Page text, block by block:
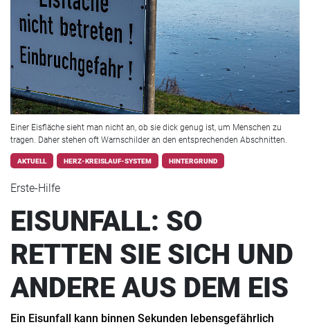
Einer Eisfläche sieht man nicht an, ob sie dick genug ist, um Menschen zu
tragen. Daher stehen oft Warnschilder an den entsprechenden Abschnitten.
AKTUELL HERZ-KREISLAUF-SYSTEM HINTERGRUND
Erste-Hilfe
EISUNFALL: SO
RETTEN SIE SICH UND
ANDERE AUS DEM EIS
Ein Eisunfall kann binnen Sekunden lebensgefährlich